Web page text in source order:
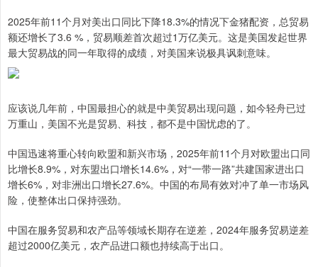
2025年前11个月对美出口同比下降18.3%的情况下金猪配资，总贸易
额还增长了3.6 %，贸易顺差首次超过1万亿美元。这是美国发起世界
最大贸易战的同一年取得的成绩，对美国来说极具讽刺意味。
应该说几年前，中国最担心的就是中美贸易出现问题，如今轻舟已过
万重山，美国不光是贸易、科技，都不是中国忧虑的了。
中国迅速将重心转向欧盟和新兴市场，2025年前11个月对欧盟出口同
比增长8.9%，对东盟出口增长14.6%，对“一带一路”共建国家进出口
增长6%，对非洲出口增长27.6%。中国的布局有效对冲了单一市场风
险，使整体出口保持强劲。
中国在服务贸易和农产品等领域长期存在逆差，2024年服务贸易逆差
超过2000亿美元，农产品进口额也持续高于出口。